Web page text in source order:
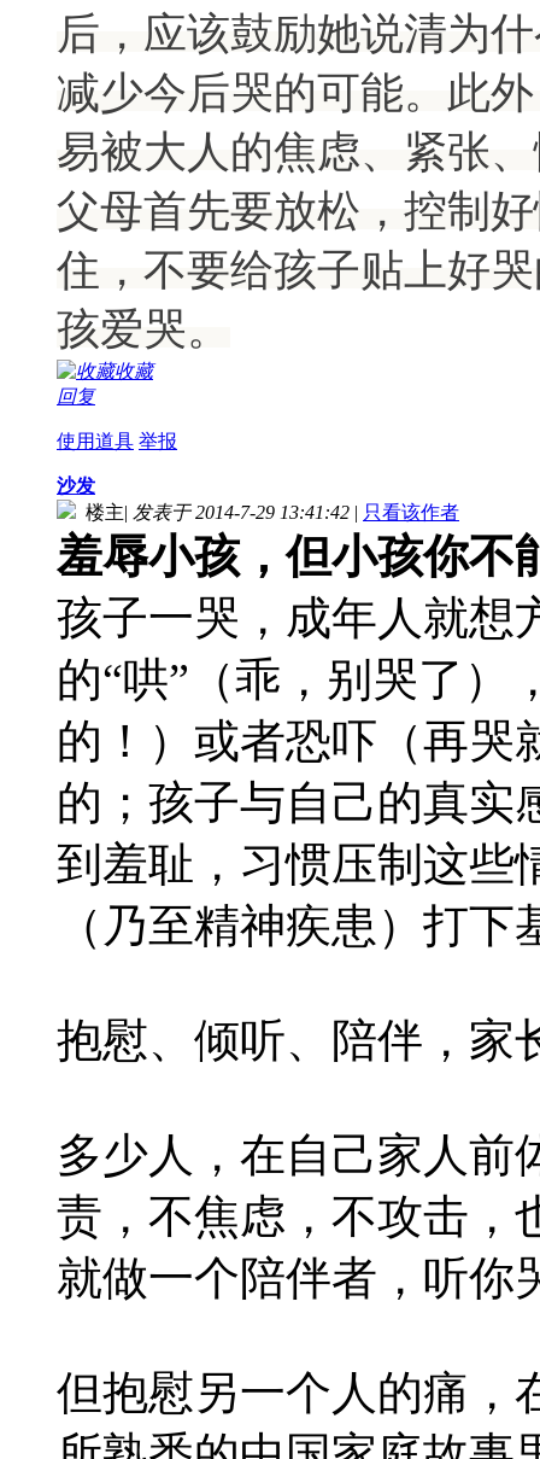
后，应该鼓励她说清为
减少今后哭的可能。此
易被大人的焦虑、紧张
父母首先要放松，控制
住，不要给孩子贴上好
孩爱哭。
收藏
回复
使用道具 举报
沙发
楼主| 发表于 2014-7-29 13:41:42 | 只看该作者
羞辱小孩，但小孩你不
孩子一哭，成年人就想
的“哄”（乖，别哭了）
的！）或者恐吓（再哭
的；孩子与自己的真实
到羞耻，习惯压制这些
（乃至精神疾患）打下
抱慰、倾听、陪伴，家
多少人，在自己家人前
责，不焦虑，不攻击，
就做一个陪伴者，听你
但抱慰另一个人的痛，